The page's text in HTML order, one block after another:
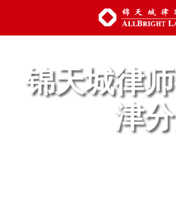
锦天城律
津